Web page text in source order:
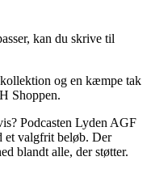
kan du skrive til
og en kæmpe tak
Shoppen.
Podcasten Lyden AGF
et valgfrit beløb. Der
blandt alle, der støtter.